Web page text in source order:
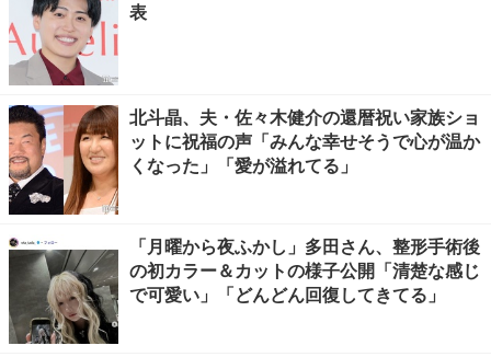
表
北斗晶、夫・佐々木健介の還暦祝い家族ショ
ットに祝福の声「みんな幸せそうで心が温か
くなった」「愛が溢れてる」
「月曜から夜ふかし」多田さん、整形手術後
の初カラー＆カットの様子公開「清楚な感じ
で可愛い」「どんどん回復してきてる」